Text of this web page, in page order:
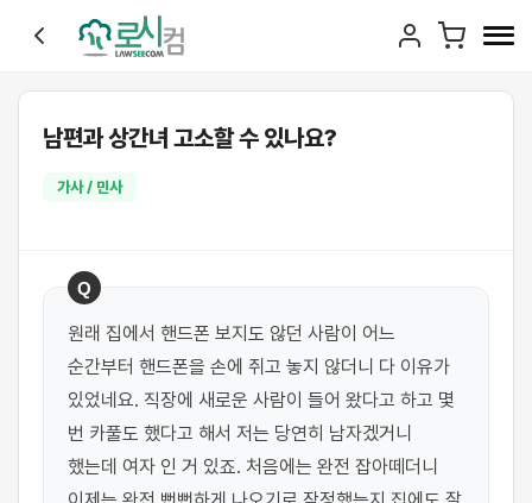
남편과 상간녀 고소할 수 있나요?
가사 / 민사
Q
원래 집에서 핸드폰 보지도 않던 사람이 어느
순간부터 핸드폰을 손에 쥐고 놓지 않더니 다 이유가
있었네요. 직장에 새로운 사람이 들어 왔다고 하고 몇
번 카풀도 했다고 해서 저는 당연히 남자겠거니
했는데 여자 인 거 있죠. 처음에는 완전 잡아떼더니